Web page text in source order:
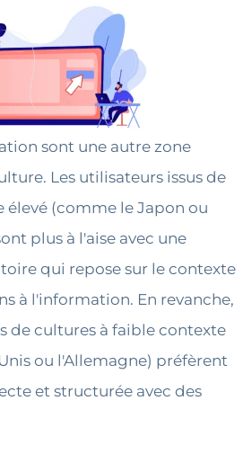
sont une autre zone
Les utilisateurs issus de
élevé (comme le Japon ou
plus à l'aise avec une
qui repose sur le contexte
à l'information. En revanche,
de cultures à faible contexte
ou l'Allemagne) préfèrent
et structurée avec des